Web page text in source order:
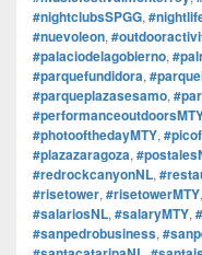
#nightclubsSPGG,
#nuevoleon,
#palaciodelagobierno,
#parquefundidora,
#parqueplazasesamo,
#photoofthedayMTY,
#plazazaragoza,
#redrockcanyonNL,
#risetower, #risetowerMTY,
#salariosNL, #salaryMTY,
#sanpedrobusiness,